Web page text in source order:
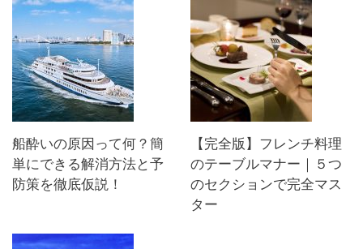
船酔いの原因って何？簡
単にできる解消方法と予
防策を徹底仮説！
【完全版】フレンチ料理
のテーブルマナー｜５つ
のセクションで完全マス
ター